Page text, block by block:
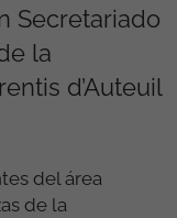
Secretariado
la
d’Auteuil
del área
de la